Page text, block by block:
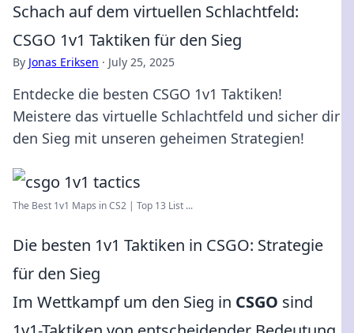
Schach auf dem virtuellen Schlachtfeld:
CSGO 1v1 Taktiken für den Sieg
By Jonas Eriksen · July 25, 2025
Entdecke die besten CSGO 1v1 Taktiken!
Meistere das virtuelle Schlachtfeld und sicher dir
den Sieg mit unseren geheimen Strategien!
The Best 1v1 Maps in CS2 | Top 13 List ...
Die besten 1v1 Taktiken in CSGO: Strategie
für den Sieg
Im Wettkampf um den Sieg in CSGO sind